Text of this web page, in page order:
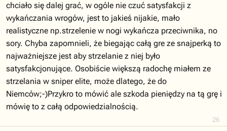
26
chciało się dalej grać, w ogóle nie czuć satysfakcji z
wykańczania wrogów, jest to jakieś nijakie, mało
realistyczne np.strzelenie w nogi wykańcza przeciwnika, no
sory. Chyba zapomnieli, że biegając całą gre ze snajperką to
najważniejsze jest aby strzelanie z niej było
satysfakcjonujące. Osobiście większą radochę miałem ze
strzelania w sniper elite, może dlatego, że do
Niemców;-)Przykro to mówić ale szkoda pieniędzy na tą grę i
mówię to z całą odpowiedzialnością.